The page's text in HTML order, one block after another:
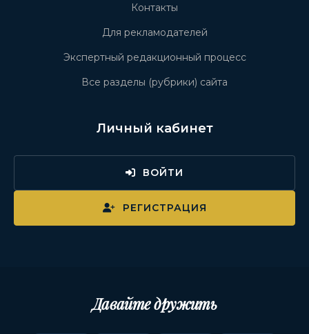
Контакты
Для рекламодателей
Экспертный редакционный процесс
Все разделы (рубрики) сайта
Личный кабинет
ВОЙТИ
РЕГИСТРАЦИЯ
Давайте дружить